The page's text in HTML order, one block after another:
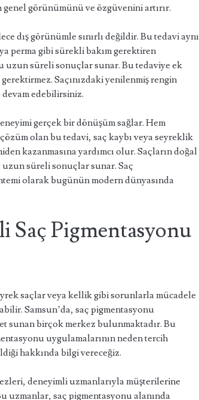
görünümünü ve özgüvenini artırır.
dış görünümle sınırlı değildir. Bu tedavi aynı
perma gibi sürekli bakım gerektiren
uzun süreli sonuçlar sunar. Bu tedaviye ek
Saçınızdaki yenilenmiş rengin
edebilirsiniz.
gerçek bir dönüşüm sağlar. Hem
olan bu tedavi, saç kaybı veya seyreklik
kazanmasına yardımcı olur. Saçların doğal
süreli sonuçlar sunar. Saç
olarak bugünün modern dünyasında
Saç Pigmentasyonu
saçlar veya kellik gibi sorunlarla mücadele
Samsun’da, saç pigmentasyonu
sunan birçok merkez bulunmaktadır. Bu
uygulamalarının neden tercih
hakkında bilgi vereceğiz.
deneyimli uzmanlarıyla müşterilerine
uzmanlar, saç pigmentasyonu alanında